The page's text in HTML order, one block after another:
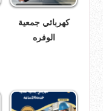
كهربائي جمعية
الوفره